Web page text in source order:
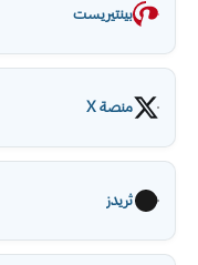
بينتيريست
منصة X
ثريدز